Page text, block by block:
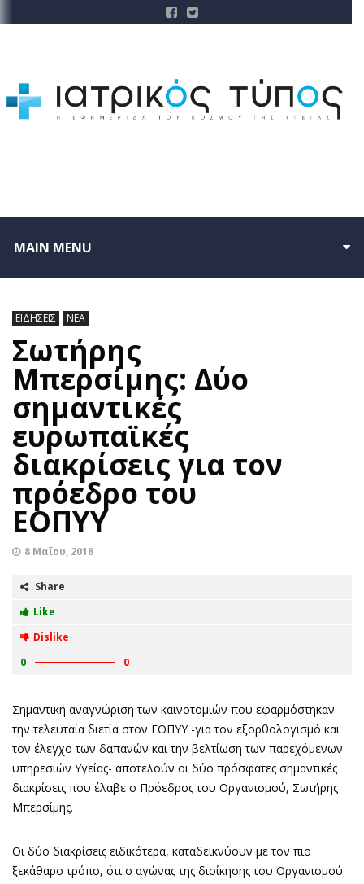
MAIN MENU
ΕΙΔΗΣΕΙΣ ΝΕΑ
Σωτήρης
Μπερσίμης: Δύο
σημαντικές
ευρωπαϊκές
διακρίσεις για τον
πρόεδρο του
ΕΟΠΥΥ
8 Μαΐου, 2018
Share
Like
Dislike
0
0
Σημαντική αναγνώριση των καινοτομιών που εφαρμόστηκαν
την τελευταία διετία στον ΕΟΠΥΥ -για τον εξορθολογισμό και
τον έλεγχο των δαπανών και την βελτίωση των παρεχόμενων
υπηρεσιών Υγείας- αποτελούν οι δύο πρόσφατες σημαντικές
διακρίσεις που έλαβε ο Πρόεδρος του Οργανισμού, Σωτήρης
Μπερσίμης.
Οι δύο διακρίσεις ειδικότερα, καταδεικνύουν με τον πιο
ξεκάθαρο τρόπο, ότι ο αγώνας της διοίκησης του Οργανισμού